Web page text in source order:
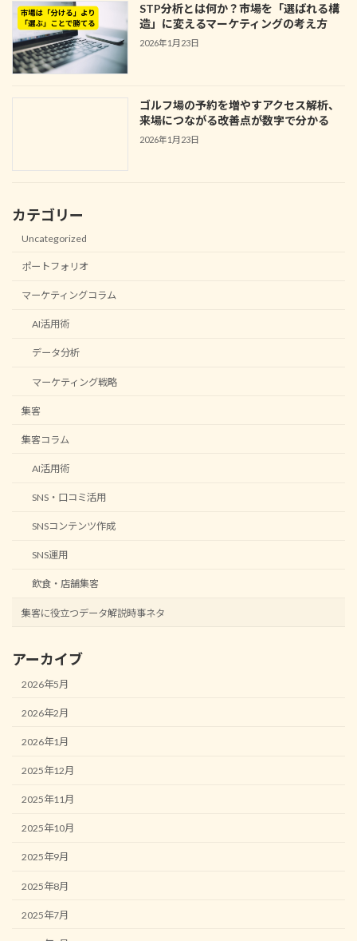
STP分析とは何か？市場を「選ばれる構
造」に変えるマーケティングの考え方
2026年1月23日
ゴルフ場の予約を増やすアクセス解析、
来場につながる改善点が数字で分かる
2026年1月23日
カテゴリー
Uncategorized
ポートフォリオ
マーケティングコラム
AI活用術
データ分析
マーケティング戦略
集客
集客コラム
AI活用術
SNS・口コミ活用
SNSコンテンツ作成
SNS運用
飲食・店舗集客
集客に役立つデータ解説時事ネタ
アーカイブ
2026年5月
2026年2月
2026年1月
2025年12月
2025年11月
2025年10月
2025年9月
2025年8月
2025年7月